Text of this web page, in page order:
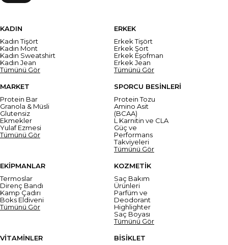
KADIN
Kadın Tişört
Kadın Mont
Kadın Sweatshirt
Kadın Jean
Tümünü Gör
ERKEK
Erkek Tişört
Erkek Şort
Erkek Eşofman
Erkek Jean
Tümünü Gör
MARKET
Protein Bar
Granola & Müsli
Glutensiz
Ekmekler
Yulaf Ezmesi
Tümünü Gör
SPORCU BESİNLERİ
Protein Tozu
Amino Asit
(BCAA)
L Karnitin ve CLA
Güç ve
Performans
Takviyeleri
Tümünü Gör
EKİPMANLAR
Termoslar
Direnç Bandı
Kamp Çadırı
Boks Eldiveni
Tümünü Gör
KOZMETİK
Saç Bakım
Ürünleri
Parfüm ve
Deodorant
Highlighter
Saç Boyası
Tümünü Gör
VİTAMİNLER
BİSİKLET